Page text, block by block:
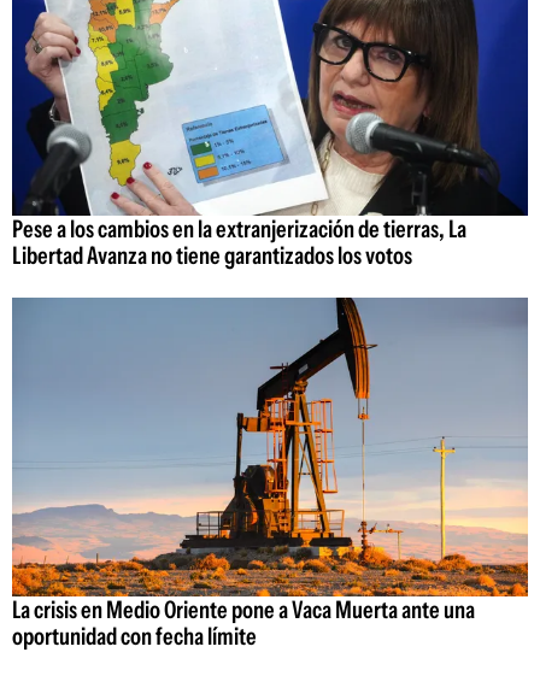
Pese a los cambios en la extranjerización de tierras, La
Libertad Avanza no tiene garantizados los votos
La crisis en Medio Oriente pone a Vaca Muerta ante una
oportunidad con fecha límite